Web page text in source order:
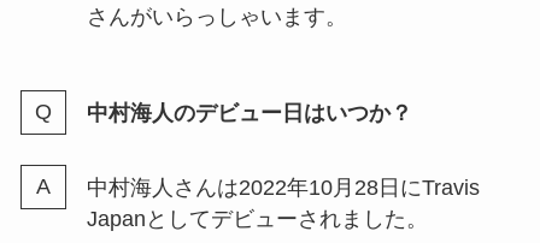
間費の値段は？
ジャニヤードの査定期間は？遅
さんがいらっしゃいます。
中村海人のデビュー日はいつか？
中村海人さんは2022年10月28日にTravis
Japanとしてデビューされました。